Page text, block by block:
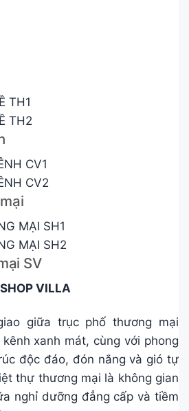
TH1
TH2
CV1
CV2
MẠI SH1
MẠI SH2
SV
SHOP VILLA
giữa trục phố thương mại
xanh mát, cùng với phong
độc đáo, đón nắng và gió tự
thự thương mại là không gian
nghỉ dưỡng đẳng cấp và tiềm